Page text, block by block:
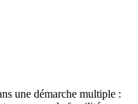
une démarche multiple :